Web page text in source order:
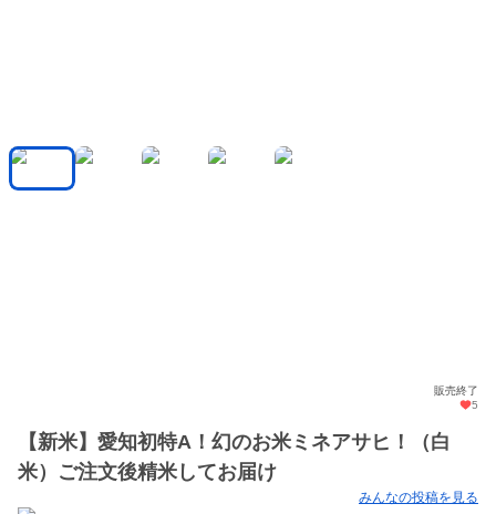
販売終了
5
【新米】愛知初特A！幻のお米ミネアサヒ！（白
米）ご注文後精米してお届け
みんなの投稿を見る